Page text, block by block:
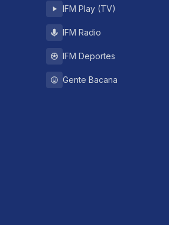
IFM Play (TV)
IFM Radio
IFM Deportes
Gente Bacana